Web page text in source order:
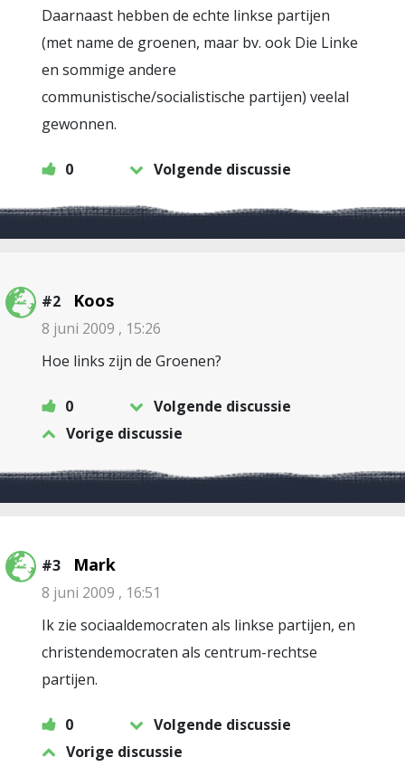
Daarnaast hebben de echte linkse partijen
(met name de groenen, maar bv. ook Die Linke
en sommige andere
communistische/socialistische partijen) veelal
gewonnen.
0 Volgende discussie
#2 Koos
8 juni 2009 , 15:26
Hoe links zijn de Groenen?
0
Volgende discussie
Vorige discussie
#3 Mark
8 juni 2009 , 16:51
Ik zie sociaaldemocraten als linkse partijen, en
christendemocraten als centrum-rechtse
partijen.
0
Volgende discussie
Vorige discussie